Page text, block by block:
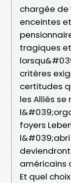
chargée de
enceintes
tragiques
critères
certitudes
les Alliés
foyers
l&#039;abri
américains
Et quel